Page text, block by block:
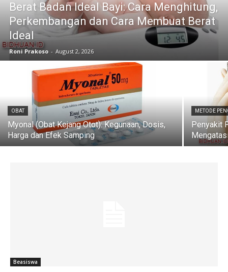
Berat Badan Ideal Bayi: Cara Menghitung,
Perkembangan dan Cara Membuat Berat
Ideal
Roni Prakoso - August 2, 2026
OBAT
Myonal (Obat Kejang Otot): Kegunaan, Dosis,
Harga dan Efek Samping
METODE
Penyakit
Beasiswa